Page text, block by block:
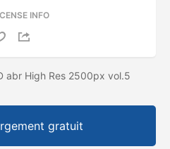
INFO
abr High Res 2500px vol.5
gratuit